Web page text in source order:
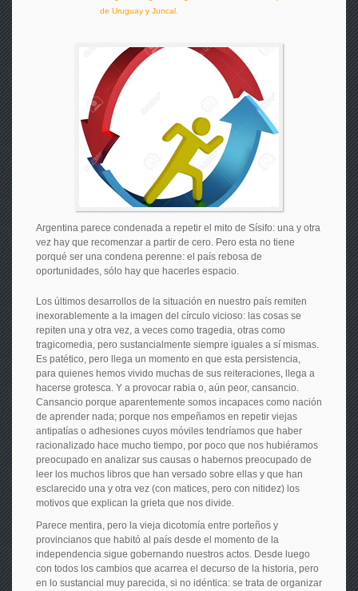
de Uruguay y Juncal.
Argentina parece condenada a repetir el mito de Sísifo: una y otra
vez hay que recomenzar a partir de cero. Pero esta no tiene
porqué ser una condena perenne: el país rebosa de
oportunidades, sólo hay que hacerles espacio.
Los últimos desarrollos de la situación en nuestro país remiten
inexorablemente a la imagen del círculo vicioso: las cosas se
repiten una y otra vez, a veces como tragedia, otras como
tragicomedia, pero sustancialmente siempre iguales a sí mismas.
Es patético, pero llega un momento en que esta persistencia,
para quienes hemos vivido muchas de sus reiteraciones, llega a
hacerse grotesca. Y a provocar rabia o, aún peor, cansancio.
Cansancio porque aparentemente somos incapaces como nación
de aprender nada; porque nos empeñamos en repetir viejas
antipatías o adhesiones cuyos móviles tendríamos que haber
racionalizado hace mucho tiempo, por poco que nos hubiéramos
preocupado en analizar sus causas o habernos preocupado de
leer los muchos libros que han versado sobre ellas y que han
esclarecido una y otra vez (con matices, pero con nitidez) los
motivos que explican la grieta que nos divide.
Parece mentira, pero la vieja dicotomía entre porteños y
provincianos que habitó al país desde el momento de la
independencia sigue gobernando nuestros actos. Desde luego
con todos los cambios que acarrea el decurso de la historia, pero
en lo sustancial muy parecida, si no idéntica: se trata de organizar